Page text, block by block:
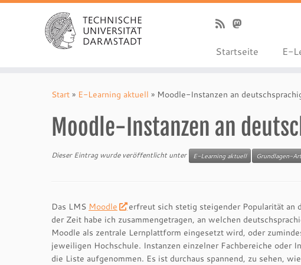
Startseite E-
Start » E-Learning aktuell » Moodle-Instanzen an
Moodle-Instanzen an
Dieser Eintrag wurde veröffentlicht unter E-Learning aktuell Grundlagen-
Das LMS Moodle
erfreut sich stetig steigender Popularität an
der Zeit habe ich zusammengetragen, an welchen
Moodle als zentrale Lernplattform eingesetzt wird, oder
jeweiligen Hochschule. Instanzen einzelner Fachbereiche oder
die Liste aufgenommen. Es ist durchaus spannend, zu sehen,